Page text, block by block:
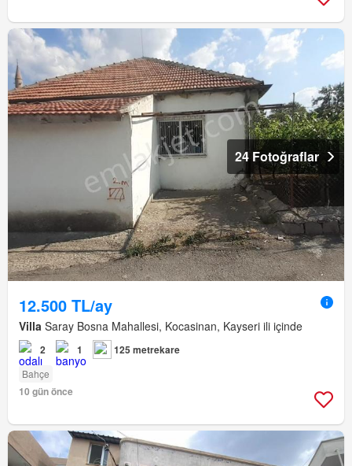
24 Fotoğraflar
12.500 TL/ay
Villa Saray Bosna Mahallesi, Kocasinan, Kayseri ili içinde
2 1 125 metrekare
Bahçe
10 gün önce